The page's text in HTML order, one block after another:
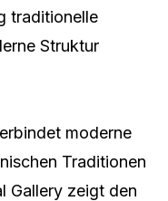
traditionelle
Struktur
moderne
Traditionen
Gallery zeigt den